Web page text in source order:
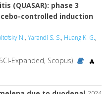
(QUASAR): phase 3
controlled induction
N., Yarandi S. S., Huang K. G.,
Expanded, Scopus)